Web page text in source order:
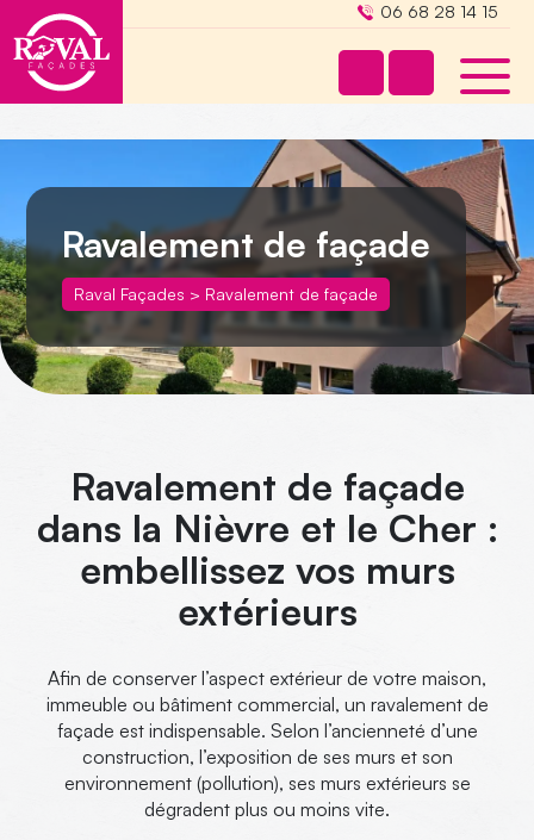
06 68 28 14 15
Ravalement de façade
Raval Façades > Ravalement de façade
Ravalement de façade
dans la Nièvre et le Cher :
embellissez vos murs
extérieurs
Afin de conserver l’aspect extérieur de votre maison,
immeuble ou bâtiment commercial, un ravalement de
façade est indispensable. Selon l’ancienneté d’une
construction, l’exposition de ses murs et son
environnement (pollution), ses murs extérieurs se
dégradent plus ou moins vite.